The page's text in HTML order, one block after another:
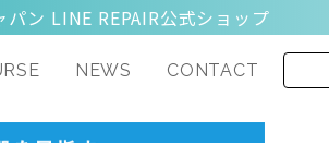
パン LINE REPAIR公式ショップ
NEWS CONTACT